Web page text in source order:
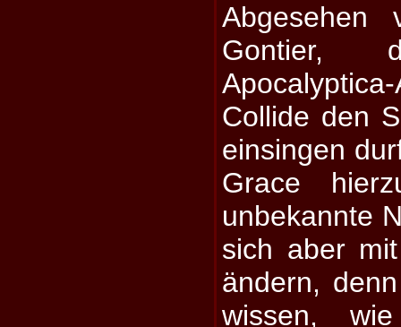
Abgesehen
Gontier,
Collide den
einsingen
Grace
unbekannte
sich aber
ändern,
wissen,